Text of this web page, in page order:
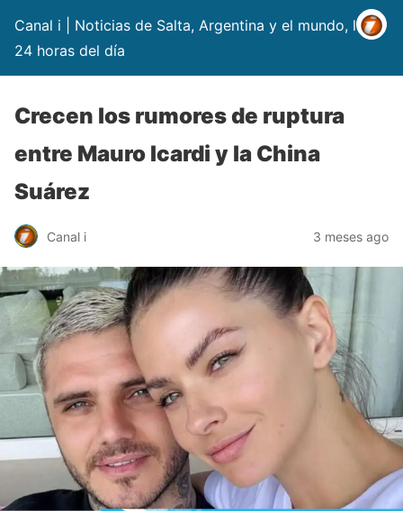
Canal i | Noticias de Salta, Argentina y el mundo, las
24 horas del día
Crecen los rumores de ruptura
entre Mauro Icardi y la China
Suárez
Canal i 3 meses ago